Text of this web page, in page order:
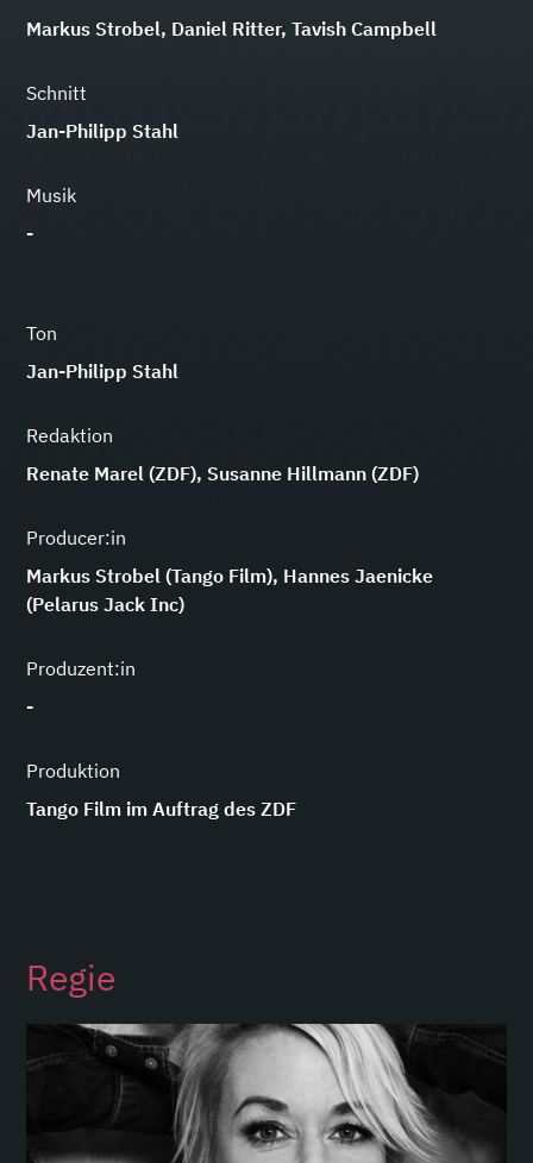
Markus Strobel, Daniel Ritter, Tavish Campbell
Schnitt
Jan-Philipp Stahl
Musik
-
Ton
Jan-Philipp Stahl
Redaktion
Renate Marel (ZDF), Susanne Hillmann (ZDF)
Producer:in
Markus Strobel (Tango Film), Hannes Jaenicke
(Pelarus Jack Inc)
Produzent:in
-
Produktion
Tango Film im Auftrag des ZDF
Regie